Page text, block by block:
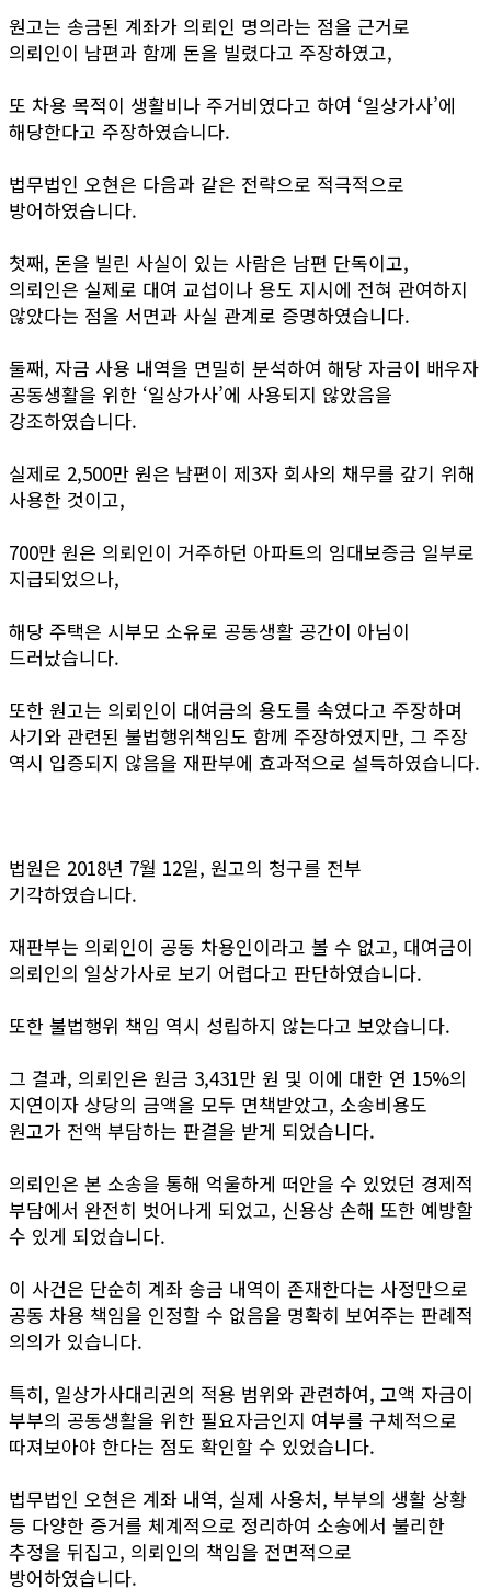
원고는 송금된 계좌가 의뢰인 명의라는 점을 근거로
의뢰인이 남편과 함께 돈을 빌렸다고 주장하였고,
또 차용 목적이 생활비나 주거비였다고 하여 ‘일상가사’에
해당한다고 주장하였습니다.
법무법인 오현은 다음과 같은 전략으로 적극적으로
방어하였습니다.
첫째, 돈을 빌린 사실이 있는 사람은 남편 단독이고,
의뢰인은 실제로 대여 교섭이나 용도 지시에 전혀 관여하지
않았다는 점을 서면과 사실 관계로 증명하였습니다.
둘째, 자금 사용 내역을 면밀히 분석하여 해당 자금이 배우자
공동생활을 위한 ‘일상가사’에 사용되지 않았음을
강조하였습니다.
실제로 2,500만 원은 남편이 제3자 회사의 채무를 갚기 위해
사용한 것이고,
700만 원은 의뢰인이 거주하던 아파트의 임대보증금 일부로
지급되었으나,
해당 주택은 시부모 소유로 공동생활 공간이 아님이
드러났습니다.
또한 원고는 의뢰인이 대여금의 용도를 속였다고 주장하며
사기와 관련된 불법행위책임도 함께 주장하였지만, 그 주장
역시 입증되지 않음을 재판부에 효과적으로 설득하였습니다.
법원은 2018년 7월 12일, 원고의 청구를 전부
기각하였습니다.
재판부는 의뢰인이 공동 차용인이라고 볼 수 없고, 대여금이
의뢰인의 일상가사로 보기 어렵다고 판단하였습니다.
또한 불법행위 책임 역시 성립하지 않는다고 보았습니다.
그 결과, 의뢰인은 원금 3,431만 원 및 이에 대한 연 15%의
지연이자 상당의 금액을 모두 면책받았고, 소송비용도
원고가 전액 부담하는 판결을 받게 되었습니다.
의뢰인은 본 소송을 통해 억울하게 떠안을 수 있었던 경제적
부담에서 완전히 벗어나게 되었고, 신용상 손해 또한 예방할
수 있게 되었습니다.
이 사건은 단순히 계좌 송금 내역이 존재한다는 사정만으로
공동 차용 책임을 인정할 수 없음을 명확히 보여주는 판례적
의의가 있습니다.
특히, 일상가사대리권의 적용 범위와 관련하여, 고액 자금이
부부의 공동생활을 위한 필요자금인지 여부를 구체적으로
따져보아야 한다는 점도 확인할 수 있었습니다.
법무법인 오현은 계좌 내역, 실제 사용처, 부부의 생활 상황
등 다양한 증거를 체계적으로 정리하여 소송에서 불리한
추정을 뒤집고, 의뢰인의 책임을 전면적으로
방어하였습니다.